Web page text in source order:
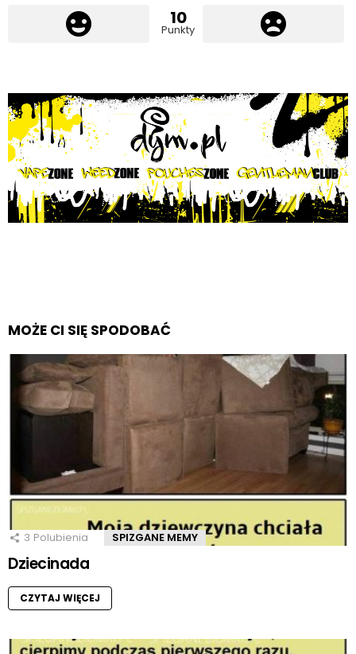
10
Punkty
MOŻE CI SIĘ SPODOBAĆ
3 Polubienia SPIZGANE MEMY
Dziecinada
CZYTAJ WIĘCEJ